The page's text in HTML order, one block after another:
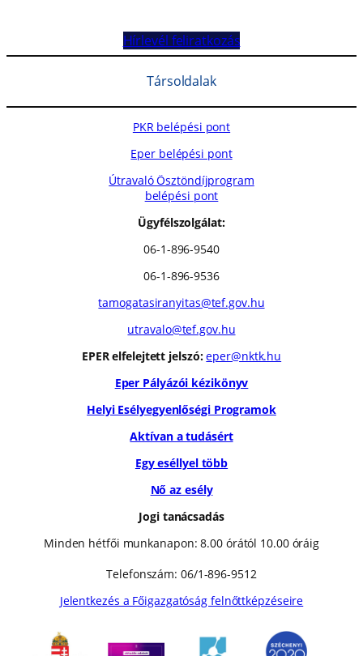
Hírlevél feliratkozás
Társoldalak
PKR belépési pont
Eper belépési pont
Útravaló Ösztöndíjprogram
belépési pont
Ügyfélszolgálat:
06-1-896-9540
06-1-896-9536
tamogatasiranyitas@tef.gov.hu
utravalo@tef.gov.hu
EPER elfelejtett jelszó: eper@nktk.hu
Eper Pályázói kézikönyv
Helyi Esélyegyenlőségi Programok
Aktívan a tudásért
Egy eséllyel több
Nő az esély
Jogi tanácsadás
Minden hétfői munkanapon: 8.00 órától 10.00 óráig
Telefonszám: 06/1-896-9512
Jelentkezés a Főigazgatóság felnőttképzéseire